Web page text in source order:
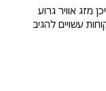
מזג אוויר גרוע
עשויים להגיב